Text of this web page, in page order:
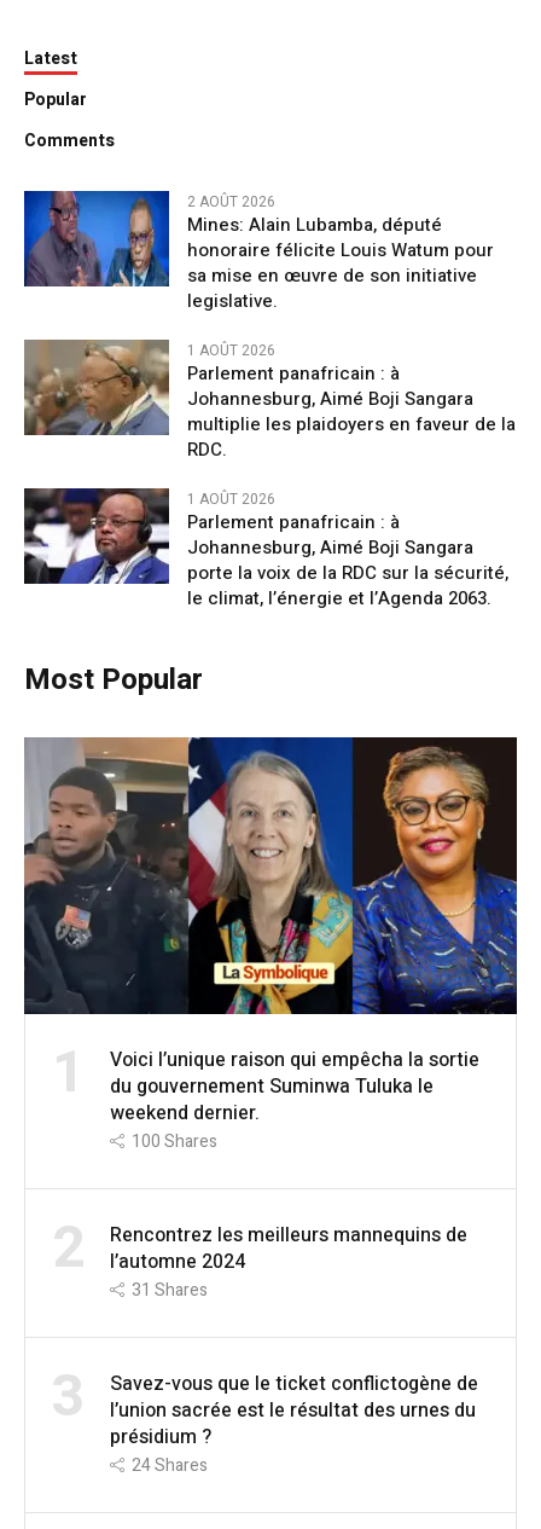
Latest
Popular
Comments
2 AOÛT 2026
Mines: Alain Lubamba, député
honoraire félicite Louis Watum pour
sa mise en œuvre de son initiative
legislative.
1 AOÛT 2026
Parlement panafricain : à
Johannesburg, Aimé Boji Sangara
multiplie les plaidoyers en faveur de la
RDC.
1 AOÛT 2026
Parlement panafricain : à
Johannesburg, Aimé Boji Sangara
porte la voix de la RDC sur la sécurité,
le climat, l’énergie et l’Agenda 2063.
Most Popular
1
Voici l’unique raison qui empêcha la sortie
du gouvernement Suminwa Tuluka le
weekend dernier.
100Shares
2
Rencontrez les meilleurs mannequins de
l’automne 2024
31 Shares
3
Savez-vous que le ticket conflictogène de
l’union sacrée est le résultat des urnes du
présidium ?
24Shares